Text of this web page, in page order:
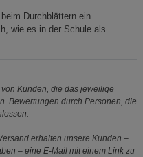
Durchblättern ein
wie es in der Schule als
Kunden, die das jeweilige
Bewertungen durch Personen, die
erhalten unsere Kunden –
– eine E-Mail mit einem Link zu